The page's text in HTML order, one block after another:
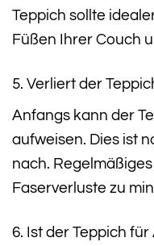
Teppich sollte
Füßen Ihrer Couch
5. Verliert der
Anfangs kann der
aufweisen. Dies ist
nach.
Faserverluste zu
6. Ist der Teppich